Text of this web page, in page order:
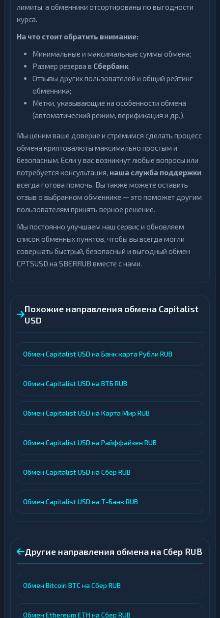
лимиты, а обменники отсортированы по выгодности
курса.
На что стоит обратить внимание:
Минимальные и максимальные суммы обмена;
Размер резерва в Сбербанк;
Отзывы других пользователей и общий рейтинг
обменника;
Метки, указывающие на особенности обмена
(автоматический режим, верификация и др.).
Мы ценим ваше доверие и стремимся сделать процесс
обмена криптовалюты максимально простым и
безопасным. Если у вас возникнут любые вопросы или
потребуется консультация, наша служба поддержки
всегда готова помочь. Вы также можете оставить
отзыв о выбранном обменнике — это поможет другим
пользователям принять верное решение.
Мы постоянно улучшаем наш сервис и обновляем
список обменных пунктов, чтобы вы всегда могли
совершать быстрый, безопасный и выгодный обмен
CPTSUSD на SBERRUB вместе с нами.
Похожие направления обмена Capitalist
USD
Обмен Capitalist USD на Банк карта Рубли RUB
Обмен Capitalist USD на ВТБ RUB
Обмен Capitalist USD на Карта Мир RUB
Обмен Capitalist USD на Райффайзен RUB
Обмен Capitalist USD на Сбер RUB
Обмен Capitalist USD на Т-Банк RUB
Другие направления обмена на Сбер RUB
Обмен Bitcoin BTC на Сбер RUB
Обмен Ethereum ETH на Сбер RUB